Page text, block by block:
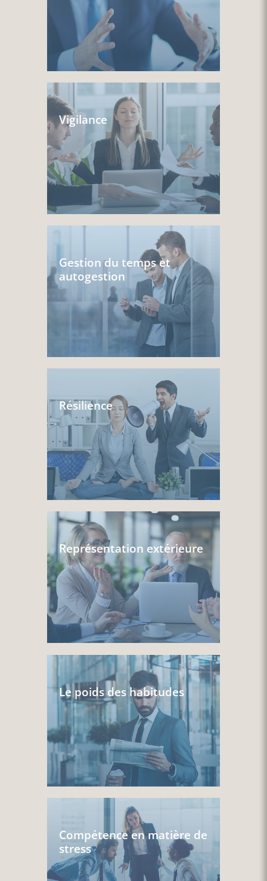
Vigilance
Gestion du temps et
autogestion
Résilience
Représentation extérieure
Le poids des habitudes
Compétence en matière de
stress